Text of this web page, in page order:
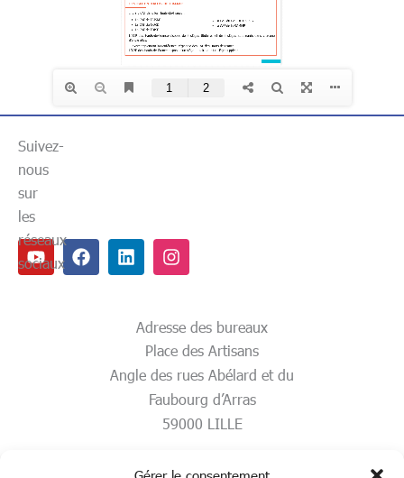
YoutubeFacebookLinkedinInstagram
Suivez-
nous
sur
les
réseaux
sociaux
Adresse des bureaux
Place des Artisans
Angle des rues Abélard et du
Faubourg d’Arras
59000 LILLE